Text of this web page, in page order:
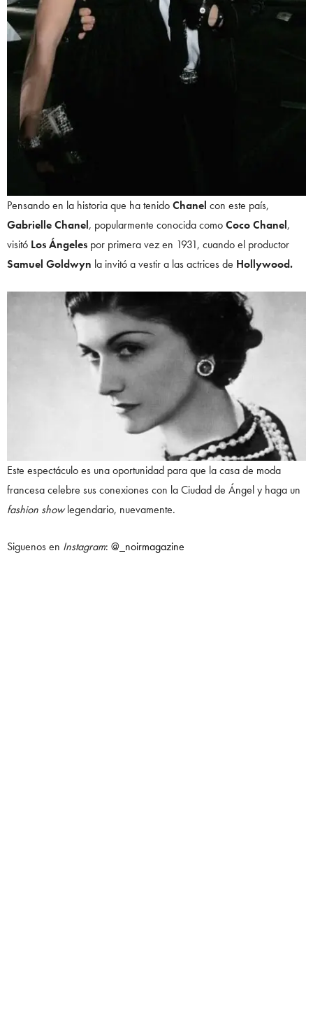
Pensando en la historia que ha tenidoChanel con este país,
Gabrielle Chanel, popularmente conocida comoCoco Chanel,
visitó Los Ángeles por primera vez en 1931, cuando el productor
Samuel Goldwyn la invitó a vestir a las actrices de Hollywood.
Este espectáculo es una oportunidad para que la casa de moda
francesa celebre sus conexiones con la Ciudad de Ángel y haga un
fashion showlegendario, nuevamente.
Siguenos en Instagram: @_noirmagazine